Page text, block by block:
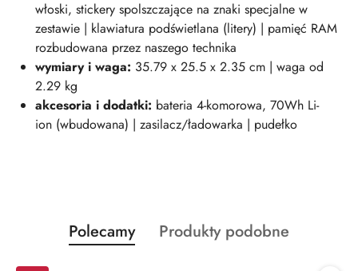
włoski, stickery spolszczające na znaki specjalne w
zestawie | klawiatura podświetlana (litery) | pamięć RAM
rozbudowana przez naszego technika
wymiary i waga: 35.79 x 25.5 x 2.35 cm | waga od
2.29 kg
akcesoria i dodatki: bateria 4-komorowa, 70Wh Li-
ion (wbudowana) | zasilacz/ładowarka | pudełko
Pomiń karuzelę produktów
Produkty
o
Polecamy
Produkty
Produkty podobne